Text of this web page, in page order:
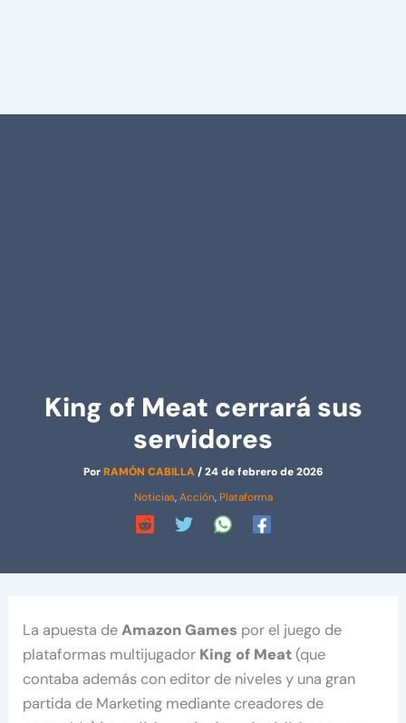
King of Meat cerrará sus
servidores
PorRAMÓN CABILLA/24 de febrero de 2026
Noticias,Acción, Plataforma
La apuesta deAmazon Games por el juego de
plataformas multijugador King of Meat(que
contaba además con editor de niveles y una gran
partida de Marketing mediante creadores de